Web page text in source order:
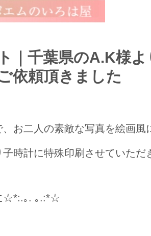
｜千葉県のA.K様よ
依頼頂きました
お二人の素敵な写真を絵画風
時計に特殊印刷させていただ
☆*:.｡. ｡.:*☆